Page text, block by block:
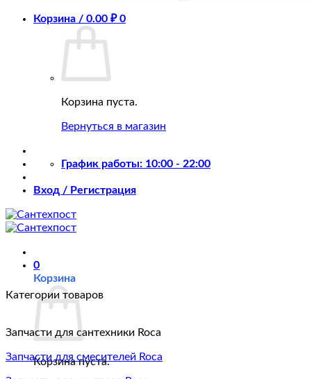
Корзина / 0.00 ₽ 0
Корзина пуста.
Вернуться в магазин
График работы: 10:00 - 22:00
Вход / Регистрация
0
Корзина
Корзина пуста.
Категории товаров
Запчасти для сантехники Roca
Запчасти для смесителей Roca